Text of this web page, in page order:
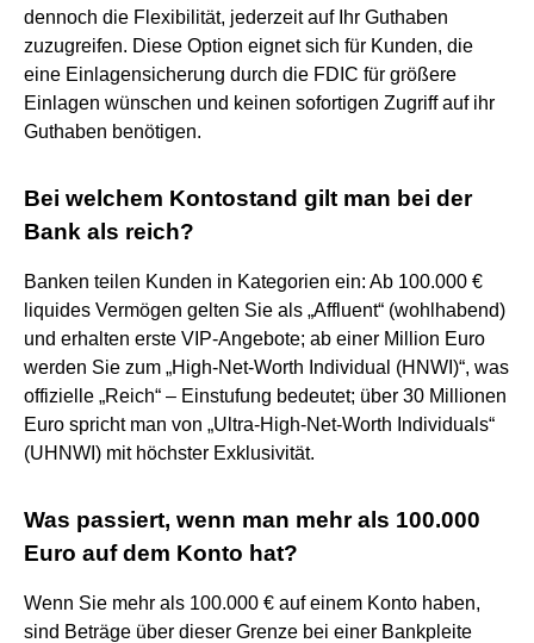
dennoch die Flexibilität, jederzeit auf Ihr Guthaben
zuzugreifen. Diese Option eignet sich für Kunden, die
eine Einlagensicherung durch die FDIC für größere
Einlagen wünschen und keinen sofortigen Zugriff auf ihr
Guthaben benötigen.
Bei welchem Kontostand gilt man bei der
Bank als reich?
Banken teilen Kunden in Kategorien ein: Ab 100.000 €
liquides Vermögen gelten Sie als „Affluent“ (wohlhabend)
und erhalten erste VIP-Angebote; ab einer Million Euro
werden Sie zum „High-Net-Worth Individual (HNWI)“, was
offizielle „Reich“ – Einstufung bedeutet; über 30 Millionen
Euro spricht man von „Ultra-High-Net-Worth Individuals“
(UHNWI) mit höchster Exklusivität.
Was passiert, wenn man mehr als 100.000
Euro auf dem Konto hat?
Wenn Sie mehr als 100.000 € auf einem Konto haben,
sind Beträge über dieser Grenze bei einer Bankpleite